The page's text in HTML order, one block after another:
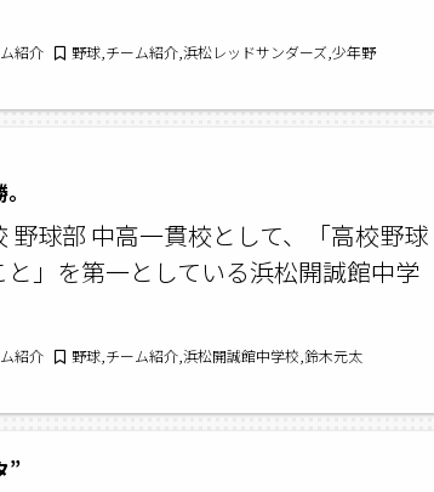
紹介
野球,チーム紹介,浜松レッドサンダーズ,少年野
野球部 中高一貫校として、「高校野球
」を第一としている浜松開誠館中学
紹介 野球,チーム紹介,浜松開誠館中学校,鈴木元太
”